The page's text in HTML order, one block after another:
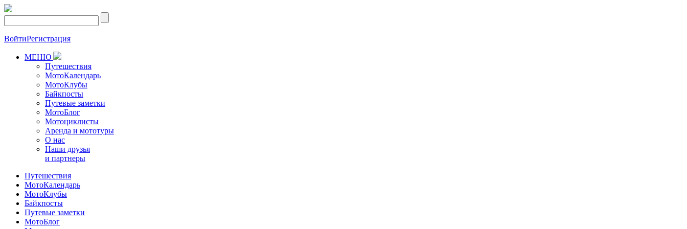
ВойтиРегистрация
МЕНЮ
Путешествия
МотоКалендарь
МотоКлубы
Байкпосты
Путевые заметки
МотоБлог
Мотоциклисты
Аренда и мототуры
О нас
Наши друзья
и партнеры
Путешествия
МотоКалендарь
МотоКлубы
Байкпосты
Путевые заметки
МотоБлог